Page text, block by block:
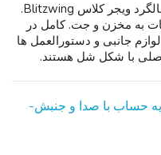
ترانسفورماتور 30 سالگرد ویجر کلاس Blitzwing.
به مخزن و جت. کامل در
جانبی و دستورالعمل ها
با شکل شل هستند.
حساب با صدا و جنبش-